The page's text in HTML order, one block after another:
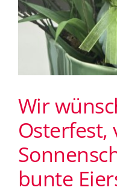
Wir
Osterfest,
bunte